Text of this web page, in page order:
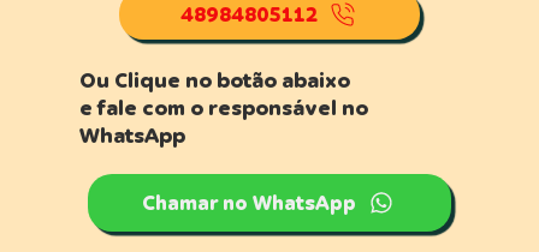
48984805112
Ou Clique no botão abaixo
e fale com o responsável no
WhatsApp
Chamar no WhatsApp